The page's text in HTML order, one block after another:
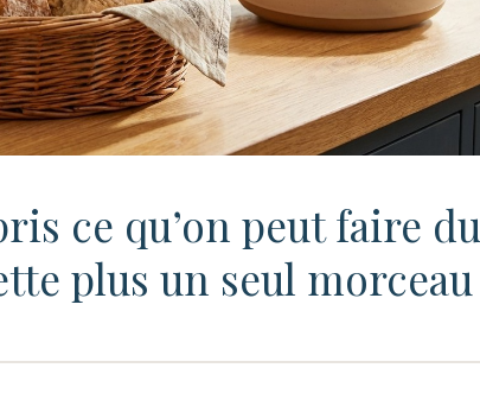
ce qu’on peut faire du
plus un seul morceau